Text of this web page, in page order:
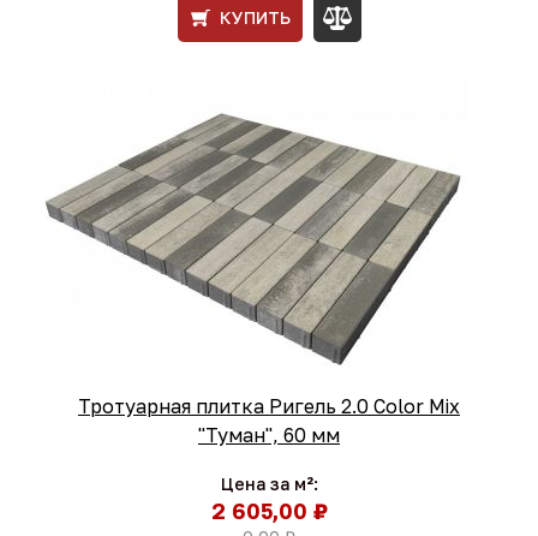
КУПИТЬ
Тротуарная плитка Ригель 2.0 Color Mix
"Туман", 60 мм
Цена за м²:
2 605,00 ₽